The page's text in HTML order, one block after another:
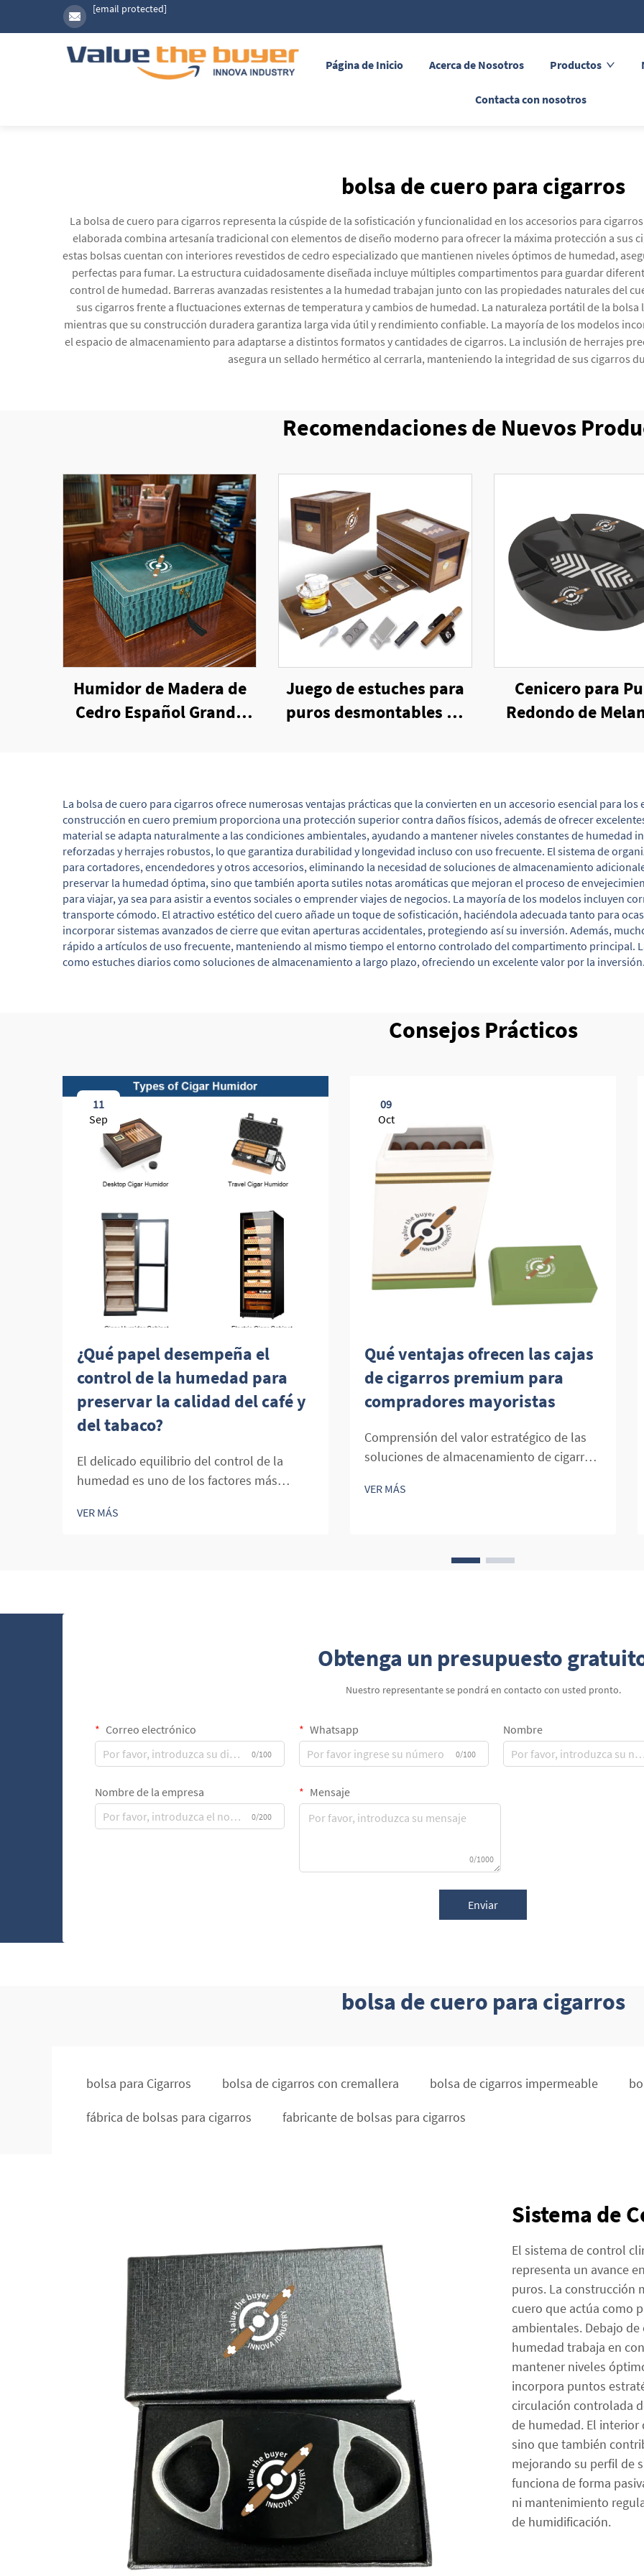
[email protected]
Página de Inicio Acerca de Nosotros Productos
Contacta con nosotros
bolsa de cuero para cigarros
La bolsa de cuero para cigarros representa la cúspide de la sofisticación y funcionalidad en los accesorios para
elaborada combina artesanía tradicional con elementos de diseño moderno para ofrecer la máxima protección a sus
estas bolsas cuentan con interiores revestidos de cedro especializado que mantienen niveles óptimos de humedad,
perfectas para fumar. La estructura cuidadosamente diseñada incluye múltiples compartimentos para guardar
control de humedad. Barreras avanzadas resistentes a la humedad trabajan junto con las propiedades naturales del
sus cigarros frente a fluctuaciones externas de temperatura y cambios de humedad. La naturaleza portátil de la
mientras que su construcción duradera garantiza larga vida útil y rendimiento confiable. La mayoría de los modelos
el espacio de almacenamiento para adaptarse a distintos formatos y cantidades de cigarros. La inclusión de herrajes
asegura un sellado hermético al cerrarla, manteniendo la integridad de sus cigarros
Recomendaciones de Nuevos
Humidor de Madera de
Cedro Español Grande
Juego de estuches para
puros desmontables de
Cenicero para
Redondo de
La bolsa de cuero para cigarros ofrece numerosas ventajas prácticas que la convierten en un accesorio esencial para
construcción en cuero premium proporciona una protección superior contra daños físicos, además de ofrecer
material se adapta naturalmente a las condiciones ambientales, ayudando a mantener niveles constantes de humedad
reforzadas y herrajes robustos, lo que garantiza durabilidad y longevidad incluso con uso frecuente. El sistema de
para cortadores, encendedores y otros accesorios, eliminando la necesidad de soluciones de almacenamiento
preservar la humedad óptima, sino que también aporta sutiles notas aromáticas que mejoran el proceso de
para viajar, ya sea para asistir a eventos sociales o emprender viajes de negocios. La mayoría de los modelos incluyen
transporte cómodo. El atractivo estético del cuero añade un toque de sofisticación, haciéndola adecuada tanto para
incorporar sistemas avanzados de cierre que evitan aperturas accidentales, protegiendo así su inversión. Además,
rápido a artículos de uso frecuente, manteniendo al mismo tiempo el entorno controlado del compartimento principal.
como estuches diarios como soluciones de almacenamiento a largo plazo, ofreciendo un excelente valor por la inversión.
Consejos Prácticos
11
Sep
¿Qué papel desempeña el
control de la humedad para
preservar la calidad del café y
del tabaco?
El delicado equilibrio del control de la
humedad es uno de los factores más
y el valor económico tanto del café como
VER MÁS
09
Oct
Qué ventajas ofrecen las cajas
de cigarros premium para
compradores mayoristas
Comprensión del valor estratégico de las
soluciones de almacenamiento de cigarros
cigarros continúa evolucionando, y las
distribuidores y minoristas serios. Estas
VER MÁS
Obtenga un presupuesto
Nuestro representante se pondrá en contacto con usted pronto.
Correo electrónico
0/100
Whatsapp
0/100
Nombre
Nombre de la empresa
0/200
Mensaje
0/1000
Enviar
bolsa de cuero para cigarros
bolsa para Cigarros bolsa de cigarros con cremallera bolsa de cigarros impermeable
fábrica de bolsas para cigarros fabricante de bolsas para cigarros
Sistema de
El sistema de control
representa un avance
puros. La construcción
cuero que actúa como
ambientales. Debajo
humedad trabaja en
mantener niveles
incorpora puntos
circulación controlada
de humedad. El
sino que también
mejorando su perfil de
funciona de forma
ni mantenimiento
de humidificación.